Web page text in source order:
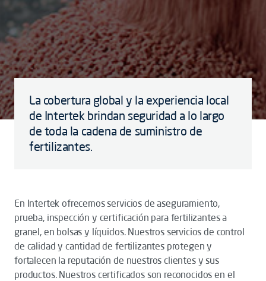
La cobertura global y la experiencia local
de Intertek brindan seguridad a lo largo
de toda la cadena de suministro de
fertilizantes.
En Intertek ofrecemos servicios de aseguramiento,
prueba, inspección y certificación para fertilizantes a
granel, en bolsas y líquidos. Nuestros servicios de control
de calidad y cantidad de fertilizantes protegen y
fortalecen la reputación de nuestros clientes y sus
productos. Nuestros certificados son reconocidos en el